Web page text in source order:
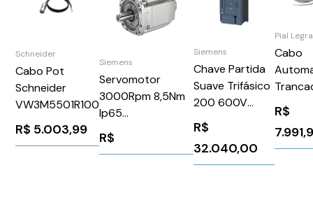
Schneider
Cabo Pot
Schneider
VW3M5501R100
R$ 5.003,99
Siemens
Servomotor
3000Rpm 8,5Nm
Ip65
1FK70622AF711CB1
Siemens 91288
R$
Siemens
Chave Partida
Suave Trifásico
200 600V
570A 110 220V
3RW52482AC15
Siemens
1026151
R$
32.040,00
Pial
Cabo
Scs
Pial
R$